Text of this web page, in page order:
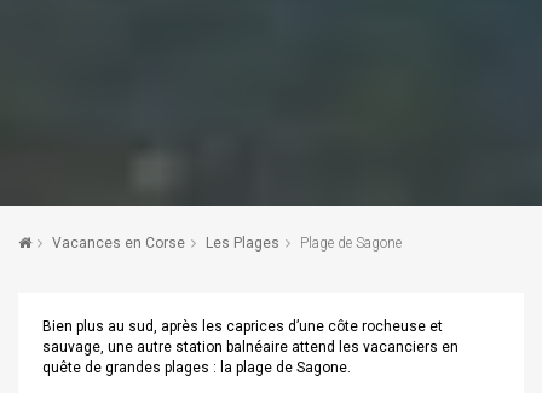
Vacances en Corse Les Plages Plage de Sagone
Bien plus au sud, après les caprices d’une côte rocheuse et
sauvage, une autre station balnéaire attend les vacanciers en
quête de grandes plages : la plage de Sagone.